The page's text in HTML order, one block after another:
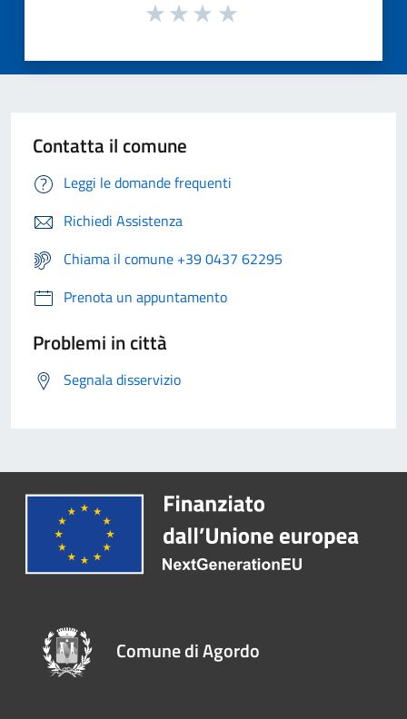
Contatta il comune
Leggi le domande frequenti
Richiedi Assistenza
Chiama il comune +39 0437 62295
Prenota un appuntamento
Problemi in città
Segnala disservizio
Comune di Agordo